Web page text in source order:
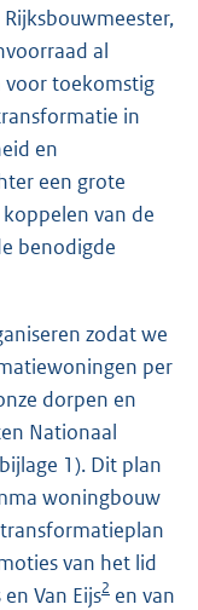
al
voor toekomstig
in
en
een grote
van de
benodigde
zodat we
per
dorpen en
Nationaal
1). Dit plan
woningbouw
van het lid
Van Eijs2 en van